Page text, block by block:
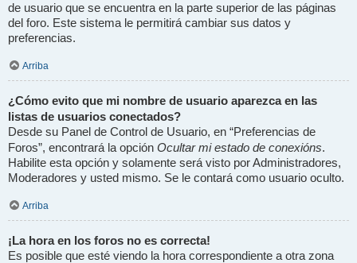
de usuario que se encuentra en la parte superior de las páginas
del foro. Este sistema le permitirá cambiar sus datos y
preferencias.
Arriba
¿Cómo evito que mi nombre de usuario aparezca en las
listas de usuarios conectados?
Desde su Panel de Control de Usuario, en “Preferencias de
Foros”, encontrará la opción Ocultar mi estado de conexións.
Habilite esta opción y solamente será visto por Administradores,
Moderadores y usted mismo. Se le contará como usuario oculto.
Arriba
¡La hora en los foros no es correcta!
Es posible que esté viendo la hora correspondiente a otra zona